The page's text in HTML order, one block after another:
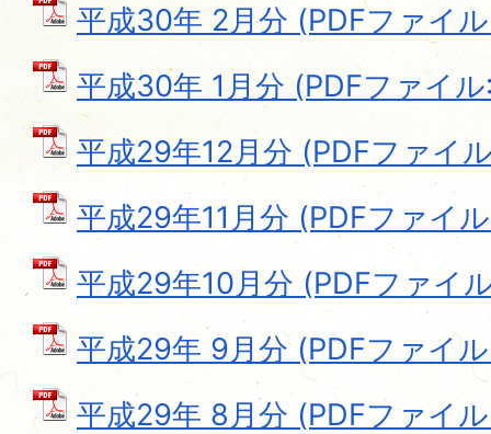
平成30年 2月分 (PDFファイ
平成30年 1月分 (PDFファイ
平成29年12月分 (PDFファイ
平成29年11月分 (PDFファイ
平成29年10月分 (PDFファイ
平成29年 9月分 (PDFファイ
平成29年 8月分 (PDFファイ